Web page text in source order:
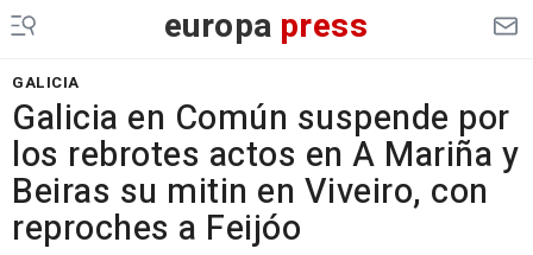
europa press
GALICIA
Galicia en Común suspende por
los rebrotes actos en A Mariña y
Beiras su mitin en Viveiro, con
reproches a Feijóo